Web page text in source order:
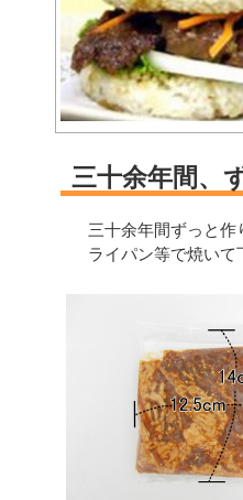
三十余年間、
三十余年間ずっと
ライパン等で焼いて